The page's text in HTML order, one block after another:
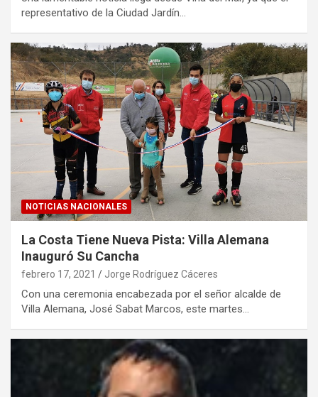
representativo de la Ciudad Jardín…
NOTICIAS NACIONALES
La Costa Tiene Nueva Pista: Villa Alemana
Inauguró Su Cancha
febrero 17, 2021 Jorge Rodríguez Cáceres
Con una ceremonia encabezada por el señor alcalde de
Villa Alemana, José Sabat Marcos, este martes…